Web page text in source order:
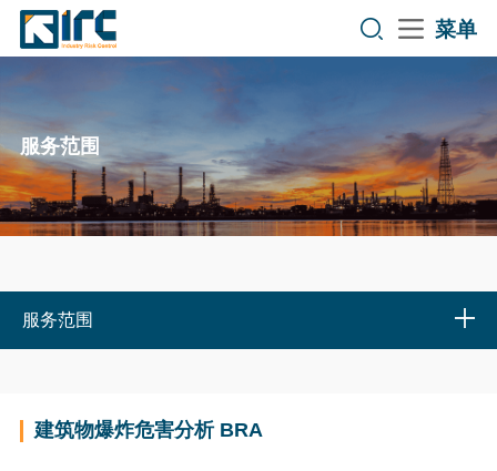
菜单
服务范围
服务范围
建筑物爆炸危害分析 BRA